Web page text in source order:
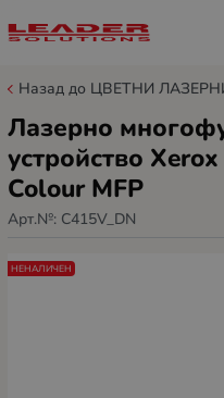
Назад до ЦВЕТНИ
Лазерно
устройство
Colour MFP
Арт.№: C415V_DN
НЕНАЛИЧЕН